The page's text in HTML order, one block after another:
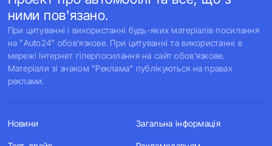
ними пов'язано.
При цитуванні і використанні будь-яких матеріалів посилання
на "Auto24" обов'язкове. При цитуванні та використанні в
мережі Інтернет гіперпосилання на сайт обов'язкове.
Матеріали зі знаком "Реклама" публікуються на правах
реклами.
Новини Загальна інформація